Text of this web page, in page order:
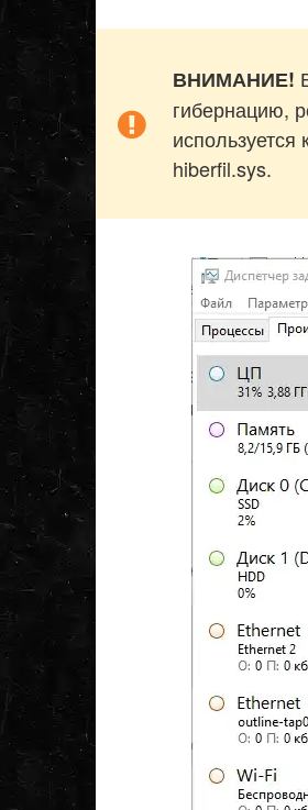
ВНИМАНИЕ!
гибернацию,
hiberfil.sys.